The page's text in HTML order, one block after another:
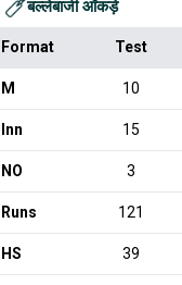
बल्लेबाजी आँकड़े
Format Test
M 10
Inn 15
NO 3
Runs 121
HS 39